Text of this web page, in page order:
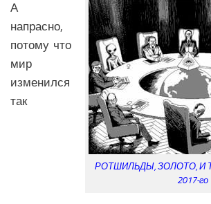
Вооружение Еврозоны
История развития Европейского Союза
Политика Еврозоны
Религия Еврозоны
Экономика Еврозоны
Климат Еврозоны
Наука Еврозоны
РОТШИЛЬДЫ, ЗОЛОТО, И
2017-го
А
напрасно,
потому что
мир
изменился
так